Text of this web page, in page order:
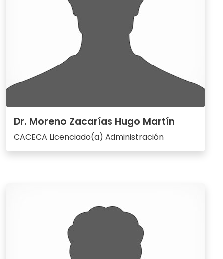
Dr. Moreno Zacarías Hugo Martín
CACECA Licenciado(a) Administración